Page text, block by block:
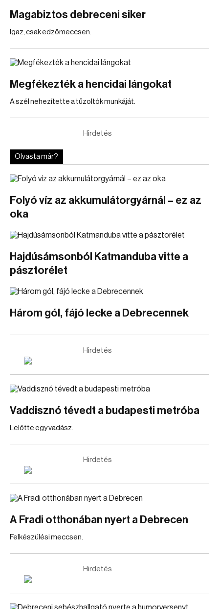
Magabiztos debreceni siker
Igaz, csak edzőmeccsen.
Megfékezték a hencidai lángokat
A szél nehezítette a tűzoltók munkáját.
Hirdetés
Olvasta már?
Folyó víz az akkumulátorgyárnál – ez az
oka
Hajdúsámsonból Katmanduba vitte a
pásztorélet
Három gól, fájó lecke a Debrecennek
Hirdetés
Vaddisznó tévedt a budapesti metróba
Lelőtte egy vadász.
Hirdetés
A Fradi otthonában nyert a Debrecen
Felkészülési meccsen.
Hirdetés